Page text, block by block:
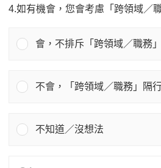
4.如有機會，您會考慮「跨領域／
會，不排斥「跨領域／職務
不會，「跨領域／職務」隔
不知道／沒想法